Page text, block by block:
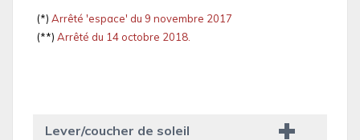
(*) Arrêté 'espace' du 9 novembre 2017
(**) Arrêté du 14 octobre 2018.
Lever/coucher de soleil